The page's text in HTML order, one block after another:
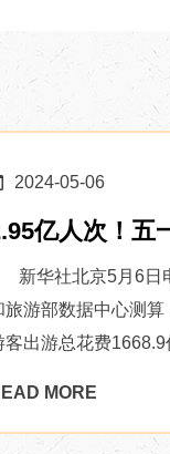
2024-05-06
亿人次！五
华社北京5月6日电
旅游部数据中心测
客出游总花费
MORE